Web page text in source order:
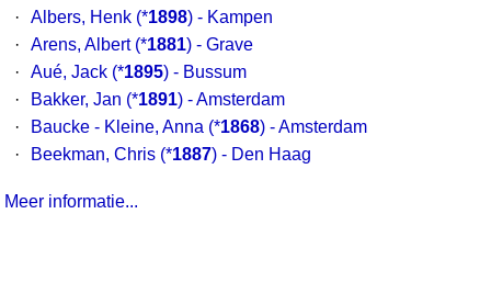
·
Albers, Henk (*1898) - Kampen
·
Arens, Albert (*1881) - Grave
·
Aué, Jack (*1895) - Bussum
·
Bakker, Jan (*1891) - Amsterdam
·
Baucke - Kleine, Anna (*1868) - Amsterdam
·
Beekman, Chris (*1887) - Den Haag
Meer informatie...